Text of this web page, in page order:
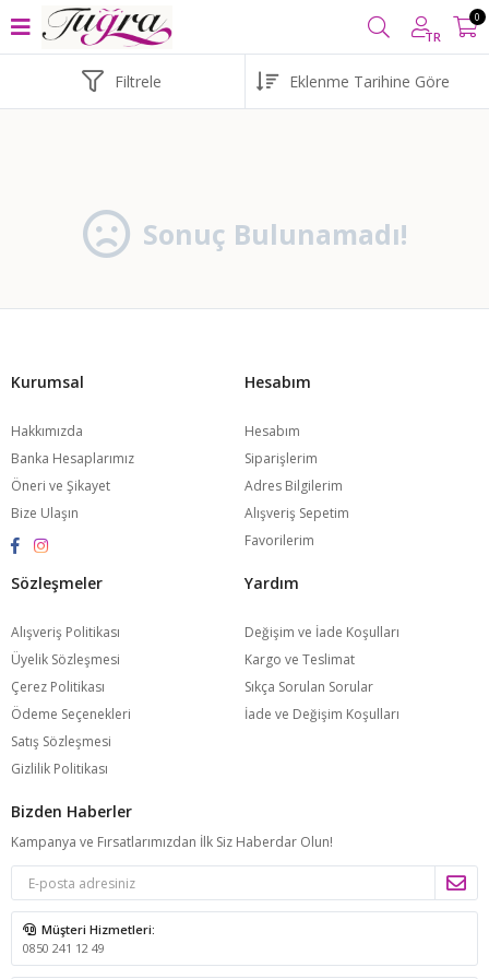
TL VE ÜZERİ ALIŞVERİŞLERİNİZDE
TR
0
Filtrele
Sonuç Bulunamadı!
Kurumsal
Hakkımızda
Banka Hesaplarımız
Öneri ve Şikayet
Bize Ulaşın
Hesabım
Hesabım
Siparişlerim
Adres Bilgilerim
Alışveriş Sepetim
Favorilerim
Sözleşmeler
Alışveriş Politikası
Üyelik Sözleşmesi
Çerez Politikası
Ödeme Seçenekleri
Satış Sözleşmesi
Gizlilik Politikası
Yardım
Değişim ve İade Koşulları
Kargo ve Teslimat
Sıkça Sorulan Sorular
İade ve Değişim Koşulları
Bizden Haberler
Kampanya ve Fırsatlarımızdan İlk Siz Haberdar Olun!
Müşteri Hizmetleri:
0850 241 12 49